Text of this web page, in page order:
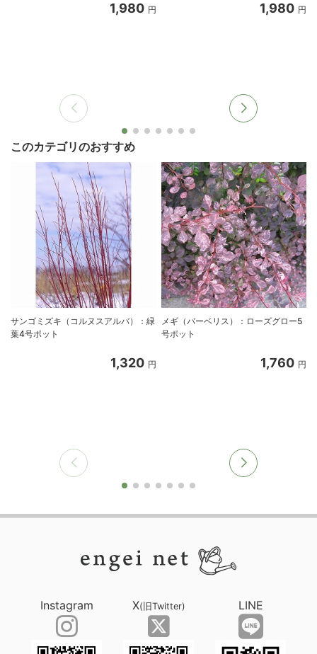
1,980 円 1,980 円
このカテゴリのおすすめ
サンゴミズキ（コルヌスアルバ）：緑
葉4号ポット
1,320 円
メギ（バーベリス）：ローズグロー5
号ポット
1,760 円
Instagram X(旧Twitter) LINE